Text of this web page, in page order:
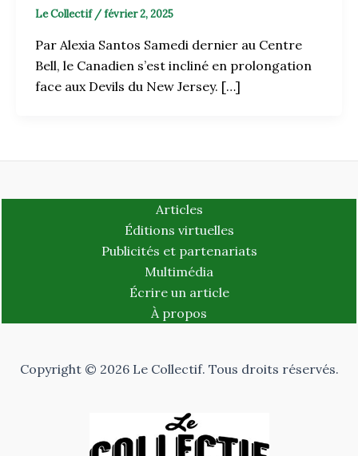
Le Collectif /février 2, 2025
Par Alexia Santos Samedi dernier au Centre
Bell, le Canadien s’est incliné en prolongation
face aux Devils du New Jersey. […]
Articles
Éditions virtuelles
Publicités et partenariats
Multimédia
Écrire un article
À propos
Copyright © 2026 Le Collectif. Tous droits réservés.